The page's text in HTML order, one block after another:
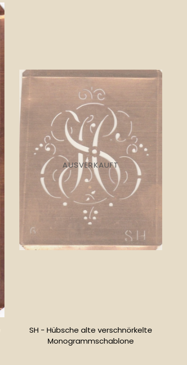
AUSVERKAUFT
SH - Hübsche alte verschnörkelte
Monogrammschablone